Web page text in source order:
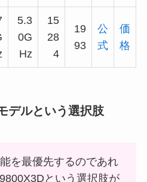
5.3
0G
Hz
15
28
4
19
93
公
式
価
格
デルという選択肢
を最優先するのであれ
という選択肢が